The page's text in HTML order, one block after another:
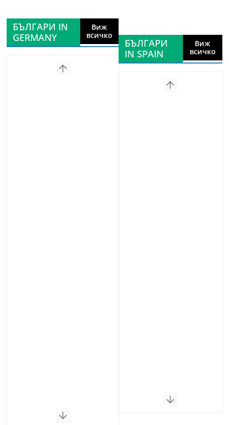
БЪЛГАРИ IN
GERMANY
Виж
всичко
БЪЛГАРИ
IN SPAIN
Виж
всичко